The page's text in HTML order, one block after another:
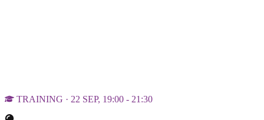
TRAINING · 22 SEP, 19:00 - 21:30